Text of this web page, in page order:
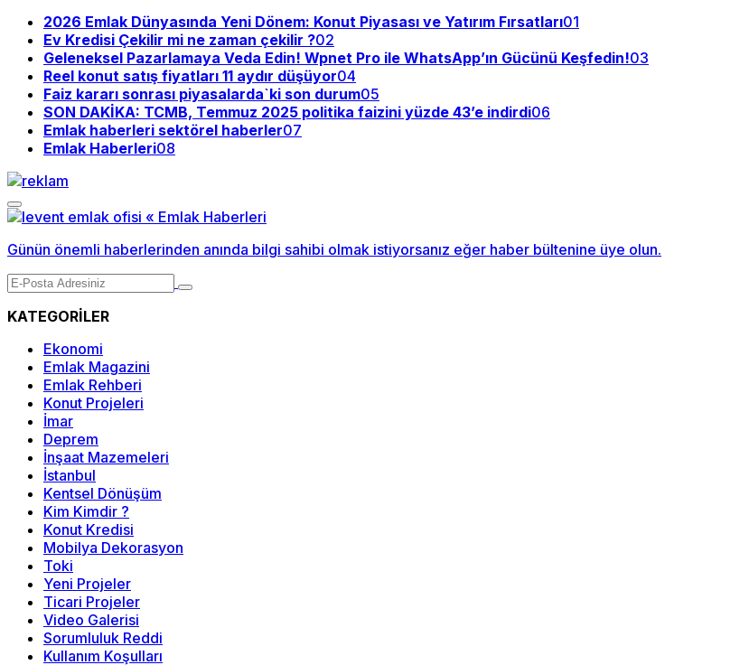
2026 Emlak Dünyasında Yeni Dönem: Konut Piyasası ve Yatırım Fırsatları01
Ev Kredisi Çekilir mi ne zaman çekilir ?02
Geleneksel Pazarlamaya Veda Edin! Wpnet Pro ile WhatsApp’ın Gücünü Keşfedin!03
Reel konut satış fiyatları 11 aydır düşüyor04
Faiz kararı sonrası piyasalarda`ki son durum05
SON DAKİKA: TCMB, Temmuz 2025 politika faizini yüzde 43’e indirdi06
Emlak haberleri sektörel haberler07
Emlak Haberleri08
Günün önemli haberlerinden anında bilgi sahibi olmak istiyorsanız eğer haber bültenine üye olun.
KATEGORİLER
Ekonomi
Emlak Magazini
Emlak Rehberi
Konut Projeleri
İmar
Deprem
İnşaat Mazemeleri
İstanbul
Kentsel Dönüşüm
Kim Kimdir ?
Konut Kredisi
Mobilya Dekorasyon
Toki
Yeni Projeler
Ticari Projeler
Video Galerisi
Sorumluluk Reddi
Kullanım Koşulları